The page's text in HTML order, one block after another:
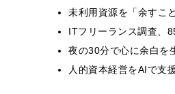
未利用資源を「余すこ
ITフリーランス調査、
夜の30分で心に余白を
人的資本経営をAIで支